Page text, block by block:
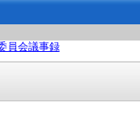
員会議事録